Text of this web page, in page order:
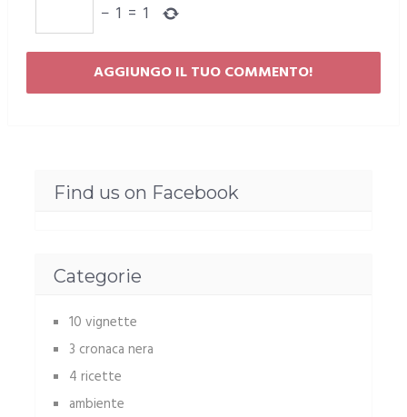
− 1 = 1
Find us on Facebook
Categorie
10 vignette
3 cronaca nera
4 ricette
ambiente